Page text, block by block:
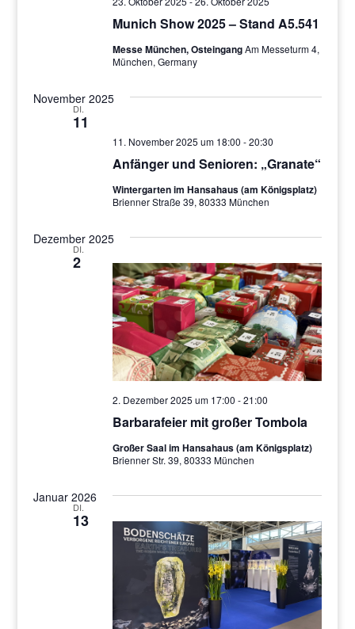
Munich Show 2025 – Stand A5.541
Messe München, OsteingangAm Messeturm 4,
München, Germany
November 2025
DI.
11
Anfänger und Senioren: „Granate“
11. November 2025 um 18:00 -20:30
Wintergarten im Hansahaus (am Königsplatz)
Brienner Straße 39, 80333 München
Dezember 2025
DI.
2
Barbarafeier mit großer Tombola
2. Dezember 2025 um 17:00 -21:00
Großer Saal im Hansahaus (am Königsplatz)
Brienner Str. 39, 80333 München
Januar 2026
DI.
13